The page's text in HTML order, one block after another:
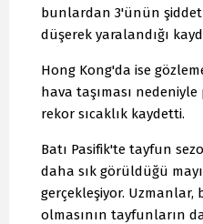
bunlardan 3'ünün
düşerek yaralandığı
Hong Kong'da ise
hava taşıması
rekor sıcaklık kaydetti.
Batı Pasifik'te tayfun
daha sık görüldüğü
gerçekleşiyor. Uzmanlar,
olmasının tayfunların